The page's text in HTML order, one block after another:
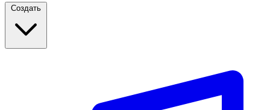
Создать